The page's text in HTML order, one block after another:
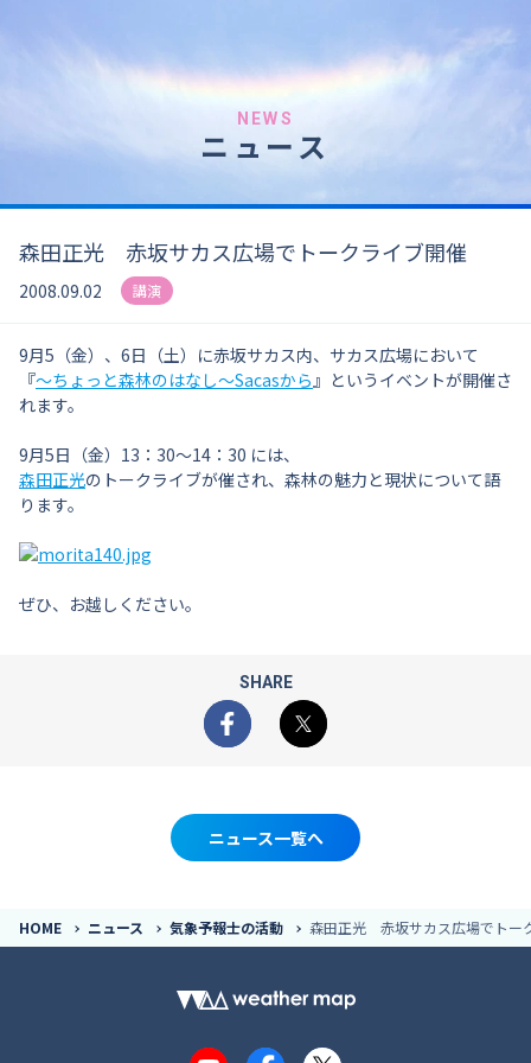
NEWS
ニュース
森田正光 赤坂サカス広場でトークライブ開催
2008.09.02 講演
9月5（金）、6日（土）に赤坂サカス内、サカス広場において
『～ちょっと森林のはなし～Sacasから』というイベントが開催さ
れます。
9月5日（金）13：30～14：30 には、
森田正光のトークライブが催され、森林の魅力と現状について語
ります。
ぜひ、お越しください。
SHARE
Facebook
X
ニュース一覧へ
HOME ニュース 気象予報士の活動 森田正光 赤坂サカス広場でトー